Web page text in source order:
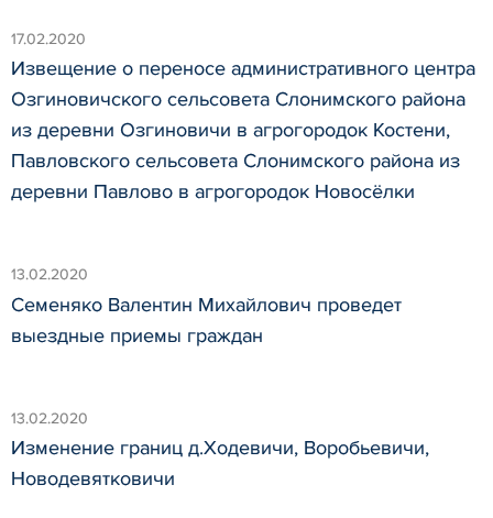
17.02.2020
Извещение о переносе административного центра
Озгиновичского сельсовета Слонимского района
из деревни Озгиновичи в агрогородок Костени,
Павловского сельсовета Слонимского района из
деревни Павлово в агрогородок Новосёлки
13.02.2020
Семеняко Валентин Михайлович проведет
выездные приемы граждан
13.02.2020
Изменение границ д.Ходевичи, Воробьевичи,
Новодевятковичи